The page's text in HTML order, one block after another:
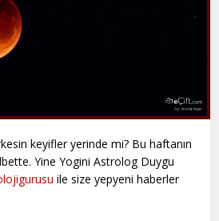
keyifler yerinde mi? Bu haftanın
Yine Yogini Astrolog Duygu
ile size yepyeni haberler